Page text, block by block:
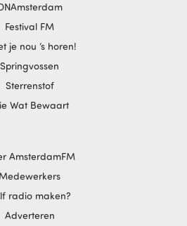
Festival FM
je nou ‘s horen!
Springvossen
Sterrenstof
Wat Bewaart
AmsterdamFM
Medewerkers
radio maken?
Adverteren